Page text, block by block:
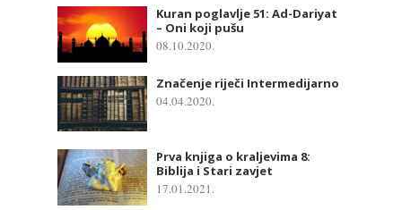
Kuran poglavlje 51: Ad-Dariyat
– Oni koji pušu
08.10.2020.
Značenje riječi Intermedijarno
04.04.2020.
Prva knjiga o kraljevima 8:
Biblija i Stari zavjet
17.01.2021.